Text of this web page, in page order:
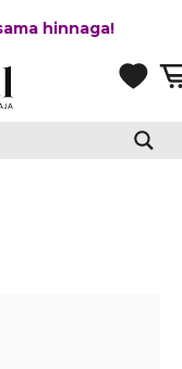
hinnaga!